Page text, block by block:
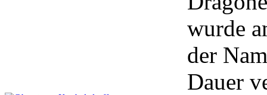
wurde
der
Dauer